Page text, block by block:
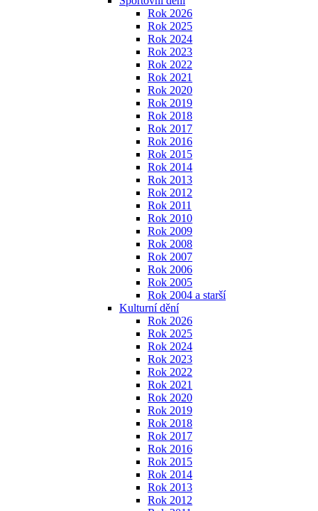
Rok 2026
Rok 2025
Rok 2024
Rok 2023
Rok 2022
Rok 2021
Rok 2020
Rok 2019
Rok 2018
Rok 2017
Rok 2016
Rok 2015
Rok 2014
Rok 2013
Rok 2012
Rok 2011
Rok 2010
Rok 2009
Rok 2008
Rok 2007
Rok 2006
Rok 2005
Rok 2004 a starší
Kulturní dění
Rok 2026
Rok 2025
Rok 2024
Rok 2023
Rok 2022
Rok 2021
Rok 2020
Rok 2019
Rok 2018
Rok 2017
Rok 2016
Rok 2015
Rok 2014
Rok 2013
Rok 2012